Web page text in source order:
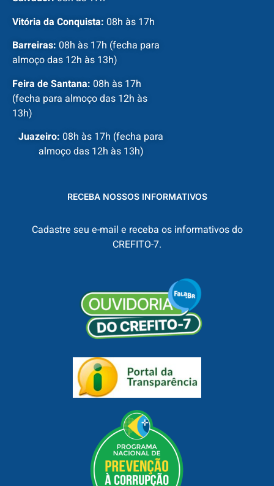
Vitória da Conquista: 08h às 17h
Barreiras: 08h às 17h (fecha para
almoço das 12h às 13h)
Feira de Santana: 08h às 17h
(fecha para almoço das 12h às
13h)
Juazeiro: 08h às 17h (fecha para
almoço das 12h às 13h)
RECEBA NOSSOS INFORMATIVOS
Cadastre seu e-mail e receba os informativos do
CREFITO-7.